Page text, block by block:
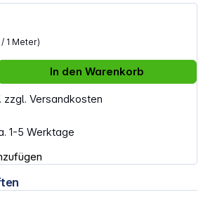
/ 1 Meter)
zzgl. Versandkosten
1-5 Werktage
Gib den gewünschten
In den Warenkorb